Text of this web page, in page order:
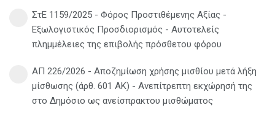
ΣτΕ 1159/2025 - Φόρος Προστιθέμενης Αξίας -
Εξωλογιστικός Προσδιορισμός - Αυτοτελείς
πλημμέλειες της επιβολής πρόσθετου φόρου
ΑΠ 226/2026 - Αποζημίωση χρήσης μισθίου μετά λήξη
μίσθωσης (άρθ. 601 ΑΚ) - Ανεπίτρεπτη εκχώρησή της
στο Δημόσιο ως ανείσπρακτου μισθώματος